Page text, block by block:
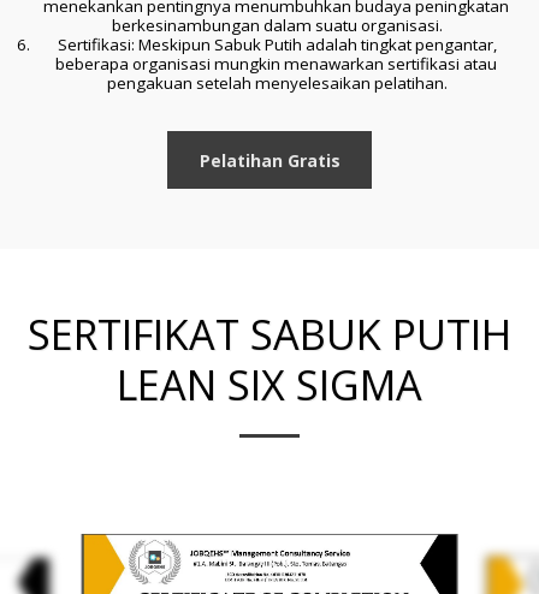
menekankan pentingnya menumbuhkan budaya peningkatan
berkesinambungan dalam suatu organisasi.
Sertifikasi: Meskipun Sabuk Putih adalah tingkat pengantar,
beberapa organisasi mungkin menawarkan sertifikasi atau
pengakuan setelah menyelesaikan pelatihan.
Pelatihan Gratis
SERTIFIKAT SABUK PUTIH
LEAN SIX SIGMA